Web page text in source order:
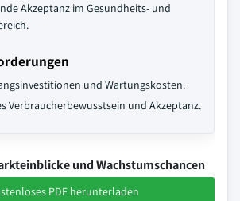
Akzeptanz im Gesundheits- und
und Wartungskosten.
Verbraucherbewusstsein und Akzeptanz.
und Wachstumschancen
PDF herunterladen